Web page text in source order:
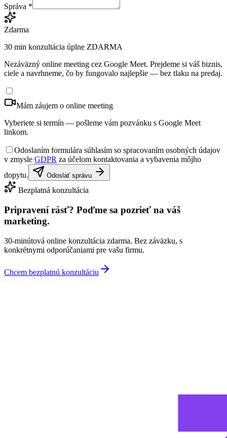
Správa *
Zdarma
30 min konzultácia úplne ZDARMA
Nezáväzný online meeting cez Google Meet. Prejdeme si váš biznis,
ciele a navrhneme, čo by fungovalo najlepšie — bez tlaku na predaj.
Mám záujem o online meeting
Vyberiete si termín — pošleme vám pozvánku s Google Meet
linkom.
Odoslaním formulára súhlasím so spracovaním osobných údajov
v zmysle GDPR za účelom kontaktovania a vybavenia môjho
dopytu.
Odoslať správu
Bezplatná konzultácia
Pripravení rásť? Poďme sa pozrieť na váš
marketing.
30-minútová online konzultácia zdarma. Bez záväzku, s
konkrétnymi odporúčaniami pre vašu firmu.
Chcem bezplatnú konzultáciu